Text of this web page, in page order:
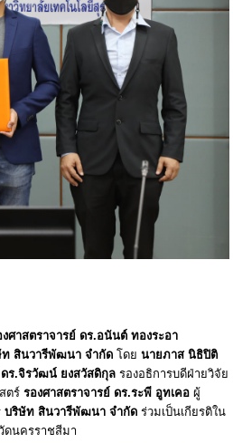
งศาสตราจารย์ ดร.อนันต์ ทองระอา
สินวารีพัฒนา จำกัด โดย นายภาส นิธิปิติ
ดร.จิรวัฒน์ ยงสวัสดิกุล รองอธิการบดีฝ่ายวิจัย
ตร์ รองศาสตราจารย์ ดร.ระพี อูทเคอ ผู้
บริษัท สินวารีพัฒนา จำกัด ร่วมเป็นเกียรติใน
ดนครราชสีมา